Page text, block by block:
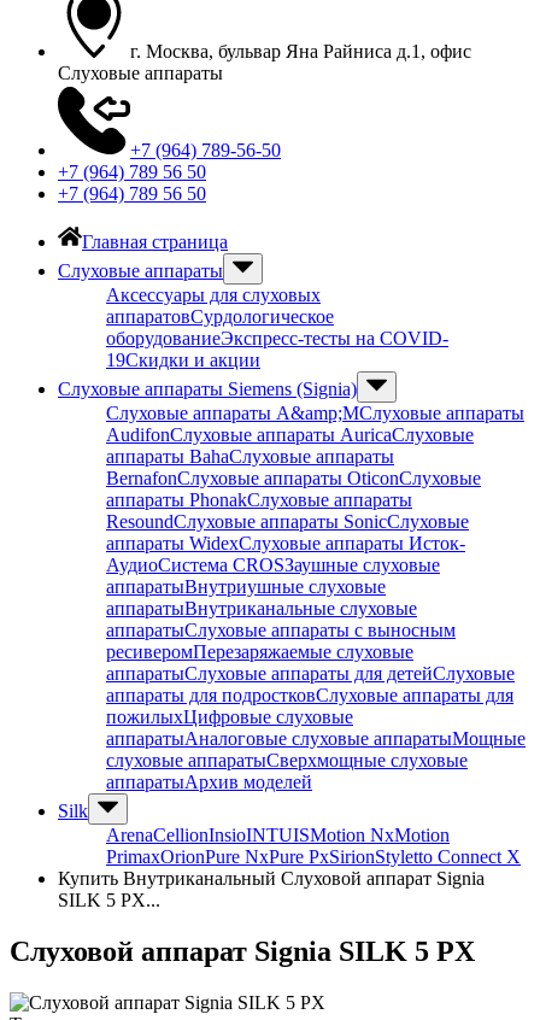
г. Москва, бульвар Яна Райниса д.1, офис
Слуховые аппараты
+7 (964) 789-56-50
+7 (964) 789 56 50
+7 (964) 789 56 50
Главная страница
Слуховые аппараты
Аксессуары для слуховых
аппаратовСурдологическое
оборудованиеЭкспресс-тесты на COVID-
19Скидки и акции
Слуховые аппараты Siemens (Signia)
Слуховые аппараты A&amp;MСлуховые аппараты
AudifonСлуховые аппараты AuricaСлуховые
аппараты BahaСлуховые аппараты
BernafonСлуховые аппараты OticonСлуховые
аппараты PhonakСлуховые аппараты
ResoundСлуховые аппараты SonicСлуховые
аппараты WidexСлуховые аппараты Исток-
АудиоСистема CROSЗаушные слуховые
аппаратыВнутриушные слуховые
аппаратыВнутриканальные слуховые
аппаратыСлуховые аппараты с выносным
ресиверомПерезаряжаемые слуховые
аппаратыСлуховые аппараты для детейСлуховые
аппараты для подростковСлуховые аппараты для
пожилыхЦифровые слуховые
аппаратыАналоговые слуховые аппаратыМощные
слуховые аппаратыСверхмощные слуховые
аппаратыАрхив моделей
Silk
ArenaCellionInsioINTUISMotion NxMotion
PrimaxOrionPure NxPure PxSirionStyletto Connect X
Купить Внутриканальный Слуховой аппарат Signia
SILK 5 PX...
Слуховой аппарат Signia SILK 5 PX